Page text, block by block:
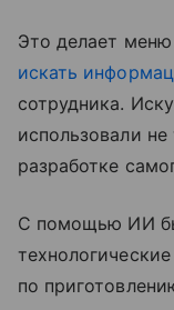
Это делает
искать
сотрудника.
использовали
разработке
С помощью ИИ
по